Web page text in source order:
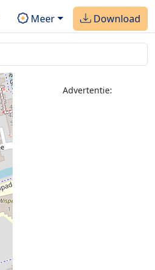
Meer Download
Advertentie: